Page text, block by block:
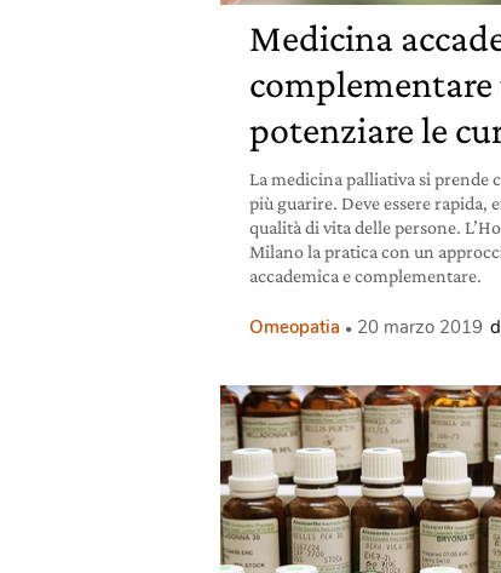
Medicina
potenziare le
La medicina palliativa si prende
più guarire. Deve essere rapida,
qualità di vita delle persone.
Milano la pratica con un
accademica e complementare.
Omeopatia 20 marzo 2019